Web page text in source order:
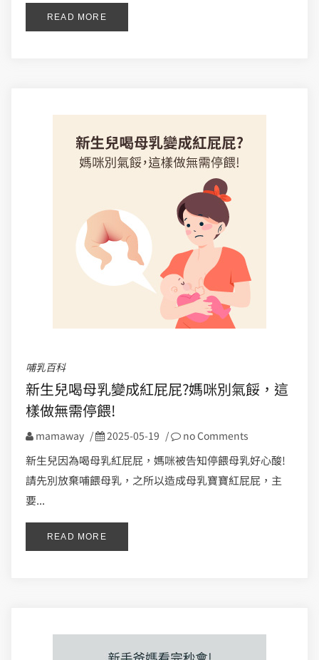
READ MORE
哺乳百科
新生兒喝母乳變成紅屁屁?媽咪別氣餒，這
樣做無需停餵!
mamaway / 2025-05-19 / no Comments
新生兒因為喝母乳紅屁屁，媽咪被告知停餵母乳好心酸!
請先別放棄哺餵母乳，之所以造成母乳寶寶紅屁屁，主
要...
READ MORE